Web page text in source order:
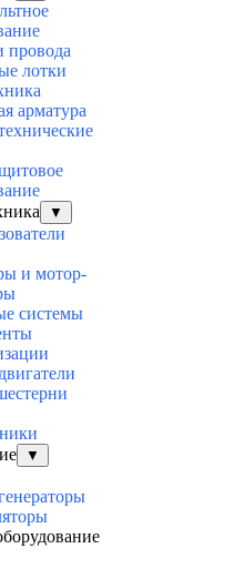
провода
лотки
арматура
▼
и мотор-
системы
▼